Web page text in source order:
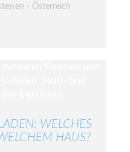
- Österreich
WELCHES
HAUS?